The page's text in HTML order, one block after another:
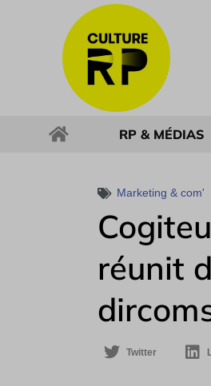
RP & MÉDIAS
Marketing & com'
réunit
Twitter